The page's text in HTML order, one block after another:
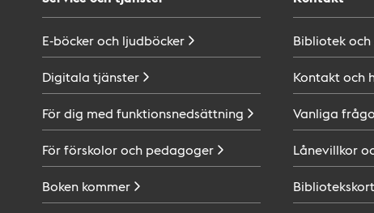
E-böcker och ljudböcker
Digitala tjänster
För dig med funktionsnedsättning
För förskolor och pedagoger
Boken kommer
Bibliotek och
Kontakt och
Vanliga
Lånevillkor